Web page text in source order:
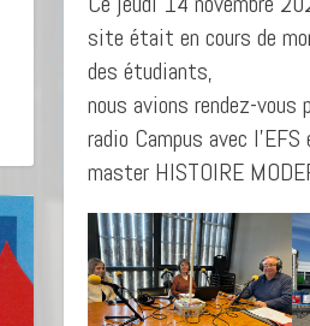
site était en cours de
des étudiants,
nous avions rendez-vous
radio Campus avec
master HISTOIRE